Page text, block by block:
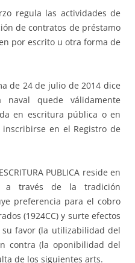
regula las actividades de
de contratos de préstamo
por escrito u otra forma de
de 24 de julio de 2014 dice
quede válidamente
en escritura pública o en
en el Registro de
PUBLICA reside en
a través de la tradición
preferencia para el cobro
(1924CC) y surte efectos
favor (la utilizabilidad del
contra (la oponibilidad del
de los siguientes arts.